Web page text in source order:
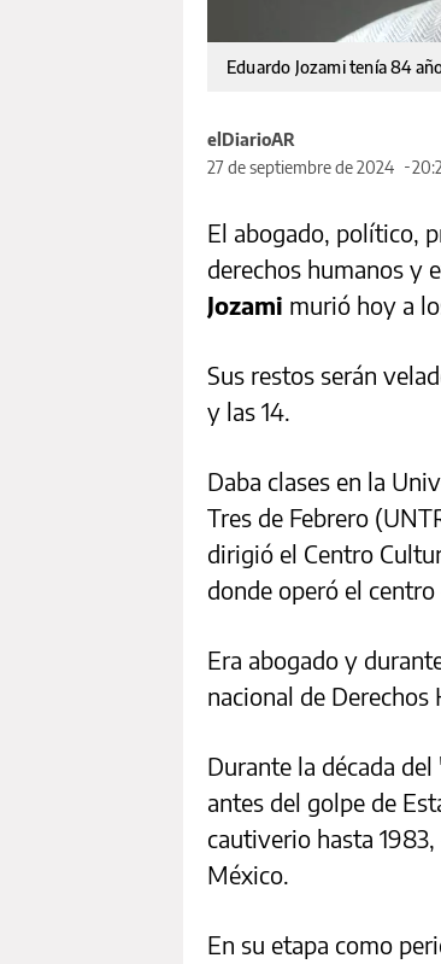
Eduardo Jozami tenía 84
elDiarioAR
27 de septiembre de 2024
El abogado, político,
derechos humanos y
Jozami murió hoy a
Sus restos serán
y las 14.
Daba clases en la
Tres de Febrero
dirigió el Centro
donde operó el
Era abogado y
nacional de
Durante la década
antes del golpe de
cautiverio hasta
México.
En su etapa como